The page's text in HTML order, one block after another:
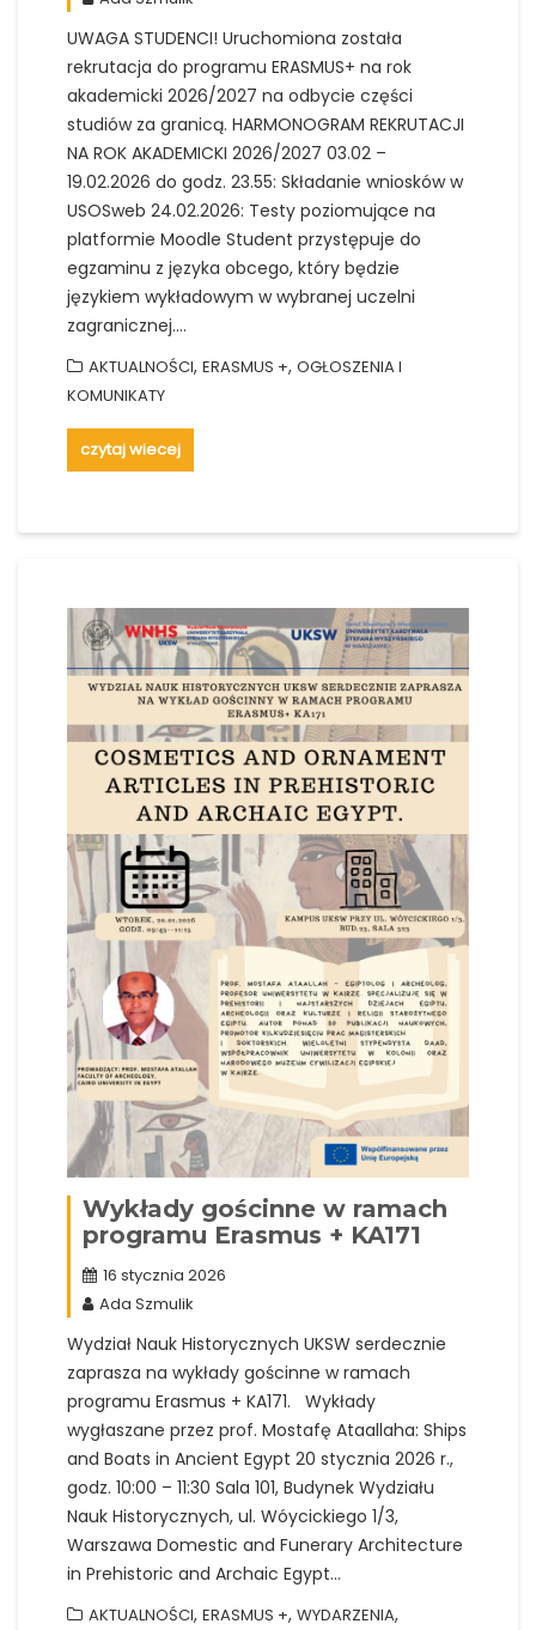
UWAGA STUDENCI! Uruchomiona została
rekrutacja do programu ERASMUS+ na rok
akademicki 2026/2027 na odbycie części
studiów za granicą. HARMONOGRAM REKRUTACJI
NA ROK AKADEMICKI 2026/2027 03.02 –
19.02.2026 do godz. 23.55: Składanie wniosków w
USOSweb 24.02.2026: Testy poziomujące na
platformie Moodle Student przystępuje do
egzaminu z języka obcego, który będzie
językiem wykładowym w wybranej uczelni
zagranicznej.…
AKTUALNOŚCI, ERASMUS +, OGŁOSZENIA I
KOMUNIKATY
czytaj wiecej
Wykłady gościnne w ramach
programu Erasmus + KA171
16 stycznia 2026
Ada Szmulik
Wydział Nauk Historycznych UKSW serdecznie
zaprasza na wykłady gościnne w ramach
programu Erasmus + KA171. Wykłady
wygłaszane przez prof. Mostafę Ataallaha: Ships
and Boats in Ancient Egypt 20 stycznia 2026 r.,
godz. 10:00 – 11:30 Sala 101, Budynek Wydziału
Nauk Historycznych, ul. Wóycickiego 1/3,
Warszawa Domestic and Funerary Architecture
in Prehistoric and Archaic Egypt…
AKTUALNOŚCI, ERASMUS +, WYDARZENIA,